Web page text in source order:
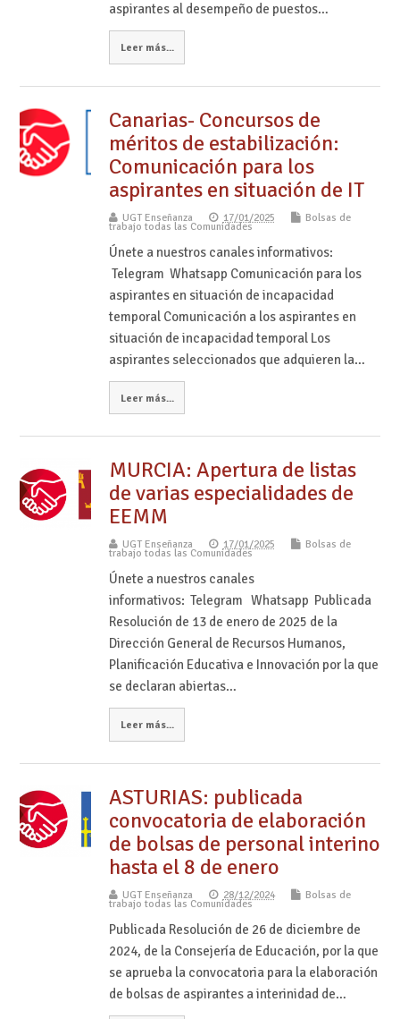
aspirantes al desempeño de puestos…
Leer más...
Canarias- Concursos de
méritos de estabilización:
Comunicación para los
aspirantes en situación de IT
UGT Enseñanza 17/01/2025 Bolsas de
trabajo todas las Comunidades
Únete a nuestros canales informativos:
Telegram Whatsapp Comunicación para los
aspirantes en situación de incapacidad
temporal Comunicación a los aspirantes en
situación de incapacidad temporal Los
aspirantes seleccionados que adquieren la…
Leer más...
MURCIA: Apertura de listas
de varias especialidades de
EEMM
UGT Enseñanza 17/01/2025 Bolsas de
trabajo todas las Comunidades
Únete a nuestros canales
informativos: Telegram Whatsapp Publicada
Resolución de 13 de enero de 2025 de la
Dirección General de Recursos Humanos,
Planificación Educativa e Innovación por la que
se declaran abiertas…
Leer más...
ASTURIAS: publicada
convocatoria de elaboración
de bolsas de personal interino
hasta el 8 de enero
UGT Enseñanza 28/12/2024 Bolsas de
trabajo todas las Comunidades
Publicada Resolución de 26 de diciembre de
2024, de la Consejería de Educación, por la que
se aprueba la convocatoria para la elaboración
de bolsas de aspirantes a interinidad de…